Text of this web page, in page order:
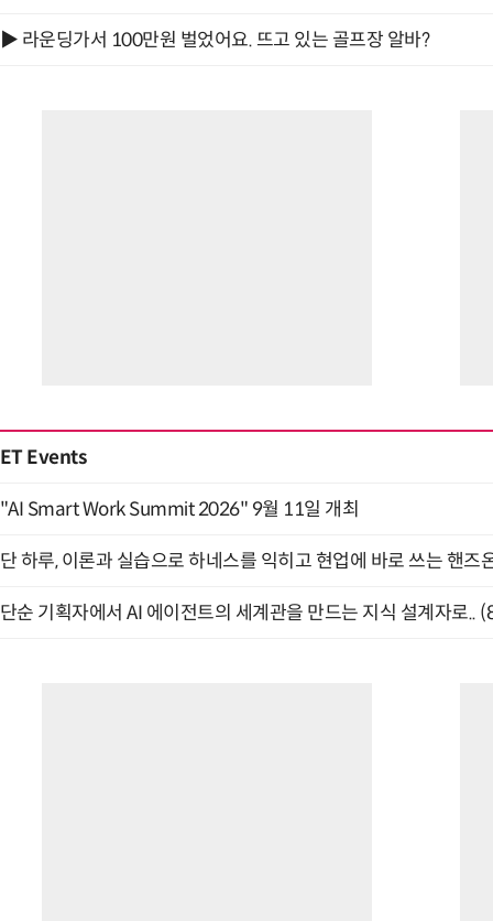
▶ 라운딩가서 100만원 벌었어요. 뜨고 있는 골프장 알바?
ET Events
"AI Smart Work Summit 2026" 9월 11일 개최
단 하루, 이론과 실습으로 하네스를 익히고 현업에 바로 쓰는 핸즈
단순 기획자에서 AI 에이전트의 세계관을 만드는 지식 설계자로..